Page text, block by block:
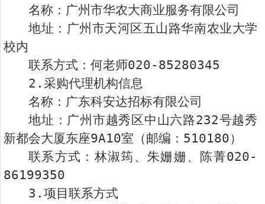
名称：广州市华农大商业服务有限公司
地址：广州市天河区五山路华南农业大学
校内
联系方式：何老师020-85280345
2.采购代理机构信息
名称：广东科安达招标有限公司
地址：广州市越秀区中山六路232号越秀
新都会大厦东座9A10室（邮编：510180）
联系方式：林淑筠、朱姗姗、陈菁020-
86199350
3.项目联系方式